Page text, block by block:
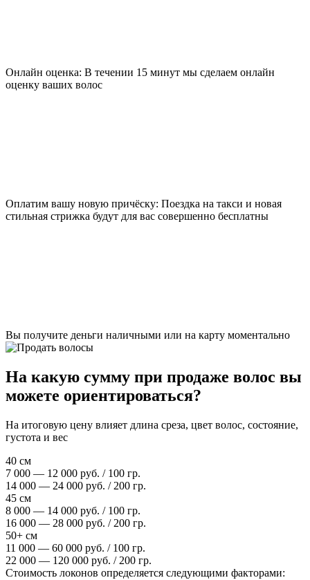
Онлайн оценка: В течении 15 минут мы сделаем онлайн
оценку ваших волос
Оплатим вашу новую причёску: Поездка на такси и новая
стильная стрижка будут для вас совершенно бесплатны
Вы получите деньги наличными или на карту моментально
На какую сумму при продаже волос вы
можете ориентироваться?
На итоговую цену влияет длина среза, цвет волос, состояние,
густота и вес
40 см
7 000 — 12 000 руб. / 100 гр.
14 000 — 24 000 руб. / 200 гр.
45 см
8 000 — 14 000 руб. / 100 гр.
16 000 — 28 000 руб. / 200 гр.
50+ см
11 000 — 60 000 руб. / 100 гр.
22 000 — 120 000 руб. / 200 гр.
Стоимость локонов определяется следующими факторами: